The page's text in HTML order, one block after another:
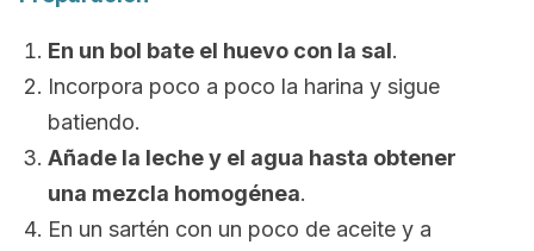
En un bol bate el huevo con la sal.
Incorpora poco a poco la harina y sigue
batiendo.
Añade la leche y el agua hasta obtener
una mezcla homogénea.
En un sartén con un poco de aceite y a